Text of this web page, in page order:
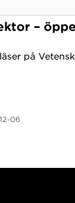
–
på
06